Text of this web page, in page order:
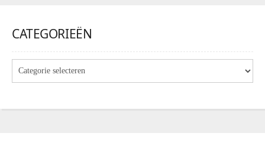
CATEGORIEËN